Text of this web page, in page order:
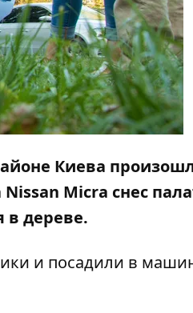
Киева
Micra снес
в дереве.
и посадили в